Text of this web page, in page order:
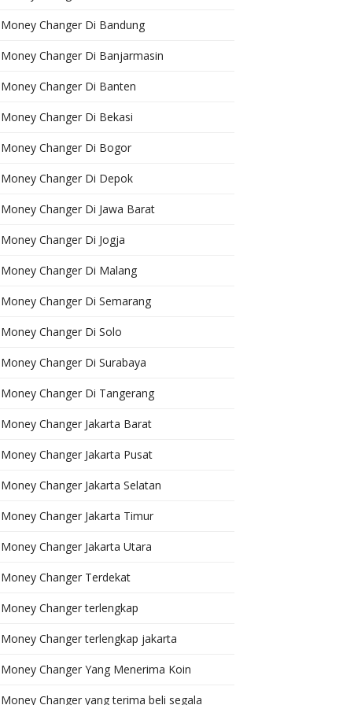
Money Changer Di Bandung
Money Changer Di Banjarmasin
Money Changer Di Banten
Money Changer Di Bekasi
Money Changer Di Bogor
Money Changer Di Depok
Money Changer Di Jawa Barat
Money Changer Di Jogja
Money Changer Di Malang
Money Changer Di Semarang
Money Changer Di Solo
Money Changer Di Surabaya
Money Changer Di Tangerang
Money Changer Jakarta Barat
Money Changer Jakarta Pusat
Money Changer Jakarta Selatan
Money Changer Jakarta Timur
Money Changer Jakarta Utara
Money Changer Terdekat
Money Changer terlengkap
Money Changer terlengkap jakarta
Money Changer Yang Menerima Koin
Money Changer yang terima beli segala